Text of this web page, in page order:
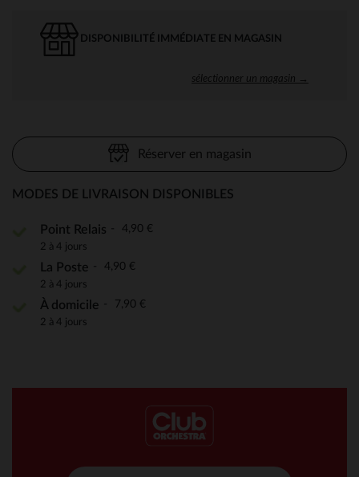
DISPONIBILITÉ IMMÉDIATE EN MAGASIN
sélectionner un magasin →
Réserver en magasin
MODES DE LIVRAISON DISPONIBLES
Point Relais 4,90 €
2 à 4 jours
La Poste 4,90 €
2 à 4 jours
À domicile 7,90 €
2 à 4 jours